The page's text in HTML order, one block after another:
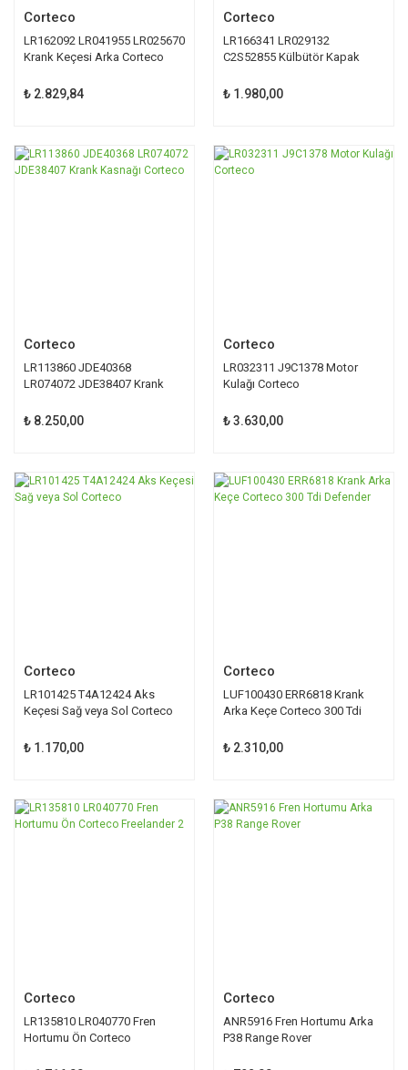
Corteco
LR162092 LR041955 LR025670
Krank Keçesi Arka Corteco
₺ 2.829,84
Corteco
LR166341 LR029132
C2S52855 Külbütör Kapak
₺ 1.980,00
Corteco
LR113860 JDE40368
LR074072 JDE38407 Krank
₺ 8.250,00
Corteco
LR032311 J9C1378 Motor
Kulağı Corteco
₺ 3.630,00
Corteco
LR101425 T4A12424 Aks
Keçesi Sağ veya Sol Corteco
₺ 1.170,00
Corteco
LUF100430 ERR6818 Krank
Arka Keçe Corteco 300 Tdi
₺ 2.310,00
Corteco
LR135810 LR040770 Fren
Hortumu Ön Corteco
Corteco
ANR5916 Fren Hortumu Arka
P38 Range Rover